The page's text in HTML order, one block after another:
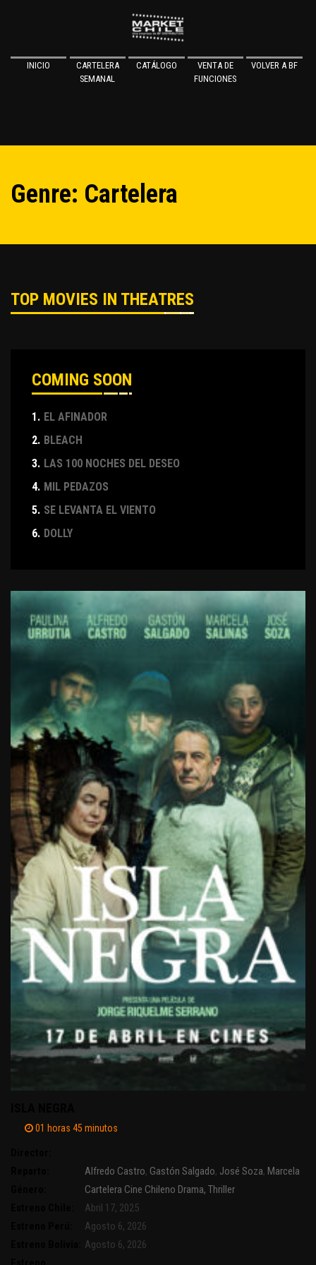
INICIO
CARTELERA
SEMANAL
CATÁLOGO
VENTA DE
FUNCIONES
VOLVER A BF
Genre: Cartelera
TOP MOVIES IN THEATRES
COMING SOON
1. EL AFINADOR
2. BLEACH
3. LAS 100 NOCHES DEL DESEO
4. MIL PEDAZOS
5. SE LEVANTA EL VIENTO
6. DOLLY
01 horas 45 minutos
Alfredo Castro, Gastón Salgado, José Soza, Marcela
Paulina UrrutiaCartelera Cine Chileno Drama, Thriller
Abril 17, 2025
Agosto 6, 2026
Agosto 6, 2026